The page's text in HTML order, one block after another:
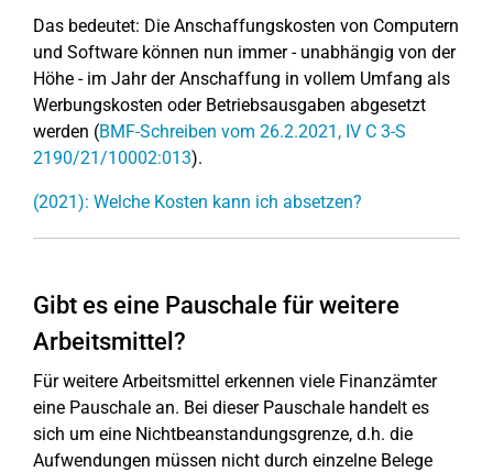
Das bedeutet: Die Anschaffungskosten von Computern
und Software können nun immer - unabhängig von der
Höhe - im Jahr der Anschaffung in vollem Umfang als
Werbungskosten oder Betriebsausgaben abgesetzt
werden (BMF-Schreiben vom 26.2.2021, IV C 3-S
2190/21/10002:013).
(2021): Welche Kosten kann ich absetzen?
Gibt es eine Pauschale für weitere
Arbeitsmittel?
Für weitere Arbeitsmittel erkennen viele Finanzämter
eine Pauschale an. Bei dieser Pauschale handelt es
sich um eine Nichtbeanstandungsgrenze, d.h. die
Aufwendungen müssen nicht durch einzelne Belege